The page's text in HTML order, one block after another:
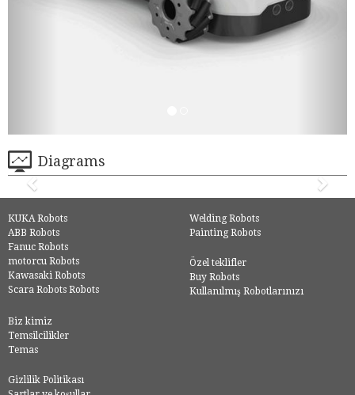
Diagrams
KUKA Robots
ABB Robots
Fanuc Robots
motorcu Robots
Kawasaki Robots
Scara Robots Robots
Welding Robots
Painting Robots
Özel teklifler
Buy Robots
Kullanılmış Robotlarınızı
Biz kimiz
Temsilcilikler
Temas
Gizlilik Politikası